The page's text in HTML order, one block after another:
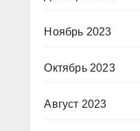
Ноябрь 2023
Октябрь 2023
Август 2023